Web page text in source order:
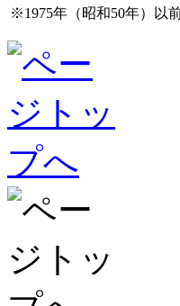
※1975年（昭和50年）以